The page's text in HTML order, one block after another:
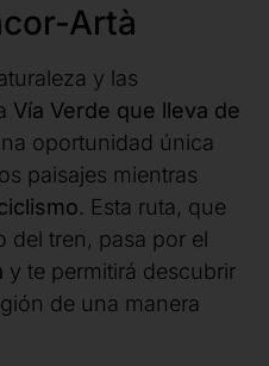
Artà
y las
Vía Verde que lleva de
oportunidad única
paisajes mientras
. Esta ruta, que
del tren, pasa por el
y te permitirá descubrir
de una manera